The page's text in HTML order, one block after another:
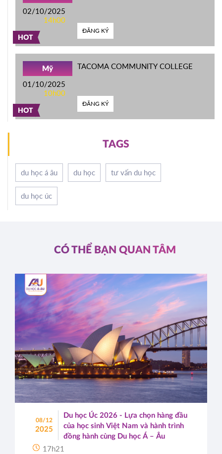
HOT
02/10/2025
14h00
ĐĂNG KÝ
HOT
Mỹ
01/10/2025
10h00
TACOMA COMMUNITY COLLEGE
ĐĂNG KÝ
TAGS
du học á âu du học tư vấn du học
du học úc
CÓ THỂ BẠN QUAN TÂM
08/12
2025
Du học Úc 2026 - Lựa chọn hàng đầu
của học sinh Việt Nam và hành trình
đồng hành cùng Du học Á – Âu
17h21